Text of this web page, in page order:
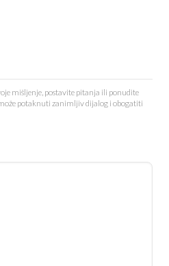
mišljenje, postavite pitanja ili ponudite
potaknuti zanimljiv dijalog i obogatiti